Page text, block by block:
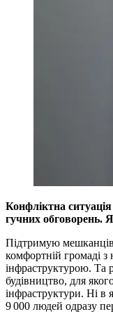
Конфліктна
гучних обговорень.
Підтримую
комфортній громаді
інфраструктурою. Та
будівництво, для
інфраструктури. Ні в
9 000 людей одразу